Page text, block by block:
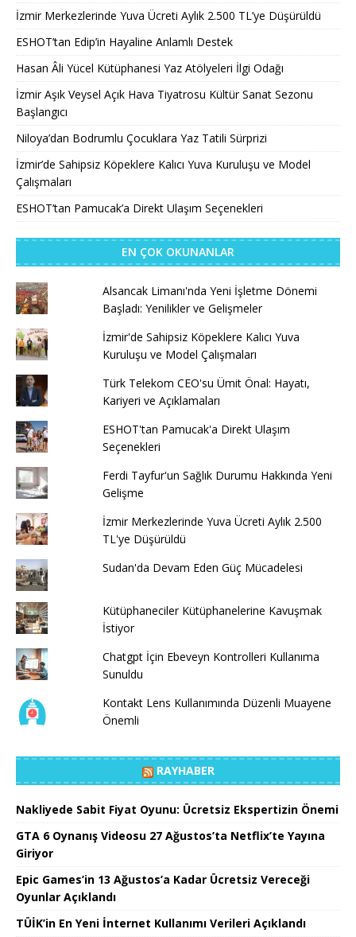
İzmir Merkezlerinde Yuva Ücreti Aylık 2.500 TL’ye Düşürüldü
ESHOT’tan Edip’in Hayaline Anlamlı Destek
Hasan Âli Yücel Kütüphanesi Yaz Atölyeleri İlgi Odağı
İzmir Aşık Veysel Açık Hava Tiyatrosu Kültür Sanat Sezonu
Başlangıcı
Niloya’dan Bodrumlu Çocuklara Yaz Tatili Sürprizi
İzmir’de Sahipsiz Köpeklere Kalıcı Yuva Kuruluşu ve Model
Çalışmaları
ESHOT’tan Pamucak’a Direkt Ulaşım Seçenekleri
EN ÇOK OKUNANLAR
Alsancak Limanı'nda Yeni İşletme Dönemi
Başladı: Yenilikler ve Gelişmeler
İzmir'de Sahipsiz Köpeklere Kalıcı Yuva
Kuruluşu ve Model Çalışmaları
Türk Telekom CEO'su Ümit Önal: Hayatı,
Kariyeri ve Açıklamaları
ESHOT'tan Pamucak'a Direkt Ulaşım
Seçenekleri
Ferdi Tayfur'un Sağlık Durumu Hakkında Yeni
Gelişme
İzmir Merkezlerinde Yuva Ücreti Aylık 2.500
TL'ye Düşürüldü
Sudan'da Devam Eden Güç Mücadelesi
Kütüphaneciler Kütüphanelerine Kavuşmak
İstiyor
Chatgpt İçin Ebeveyn Kontrolleri Kullanıma
Sunuldu
Kontakt Lens Kullanımında Düzenli Muayene
Önemli
RAYHABER
Nakliyede Sabit Fiyat Oyunu: Ücretsiz Ekspertizin Önemi
GTA 6 Oynanış Videosu 27 Ağustos’ta Netflix’te Yayına
Giriyor
Epic Games’in 13 Ağustos’a Kadar Ücretsiz Vereceği
Oyunlar Açıklandı
TÜİK’in En Yeni İnternet Kullanımı Verileri Açıklandı